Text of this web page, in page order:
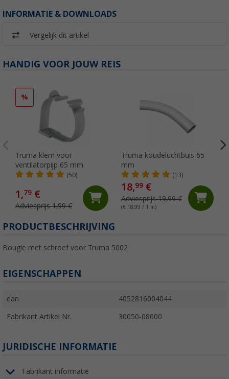
INFORMATIE & DOWNLOADS
Vergelijk dit artikel
HANDIG VOOR JOUW REIS
%
Truma klem voor
ventilatorpijp 65 mm
(50)
1,79 €
Adviesprijs 1,99 €
Truma koudeluchtbuis 65
mm
(13)
18,99€
Adviesprijs 19,99 €
(€ 18,99 / 1 m)
PRODUCTBESCHRIJVING
Bougie met schroef voor Truma 5002
EIGENSCHAPPEN
ean 4052816004044
Fabrikant Artikel Nr. 30050-08600
JURIDISCHE INFORMATIE
Fabrikant informatie